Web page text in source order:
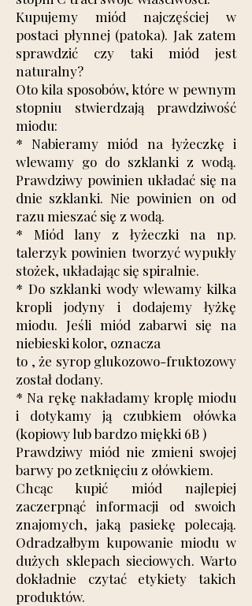
Kupujemy miód najczęściej w
postaci płynnej (patoka). Jak zatem
sprawdzić czy taki miód jest
naturalny?
Oto kila sposobów, które w pewnym
stopniu stwierdzają prawdziwość
miodu:
* Nabieramy miód na łyżeczkę i
wlewamy go do szklanki z wodą.
Prawdziwy powinien układać się na
dnie szklanki. Nie powinien on od
razu mieszać się z wodą.
* Miód lany z łyżeczki na np.
talerzyk powinien tworzyć wypukły
stożek, układając się spiralnie.
* Do szklanki wody wlewamy kilka
kropli jodyny i dodajemy łyżkę
miodu. Jeśli miód zabarwi się na
niebieski kolor, oznacza
to , że syrop glukozowo-fruktozowy
został dodany.
* Na rękę nakładamy kroplę miodu
i dotykamy ją czubkiem ołówka
(kopiowy lub bardzo miękki 6B )
Prawdziwy miód nie zmieni swojej
barwy po zetknięciu z ołówkiem.
Chcąc kupić miód najlepiej
zaczerpnąć informacji od swoich
znajomych, jaką pasiekę polecają.
Odradzałbym kupowanie miodu w
dużych sklepach sieciowych. Warto
dokładnie czytać etykiety takich
produktów.